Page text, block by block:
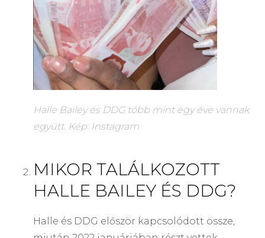
Halle Bailey és DDG több mint egy éve vannak
együtt. Kép: Instagram
MIKOR TALÁLKOZOTT
HALLE BAILEY ÉS DDG?
Halle és DDG először kapcsolódott össze,